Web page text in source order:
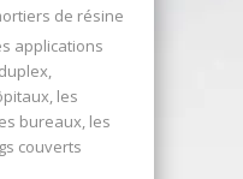
de résine
applications
les
bureaux, les
couverts